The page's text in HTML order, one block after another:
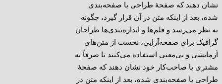
نشان دهند که صفحهٔ طراحی یا صفحه‌بندی
شده، بعد از اینکه متن در آن قرار گیرد، چگونه
به نظر می‌رسد و قلم‌ها و اندازه‌بندی‌ها طراحان
گرافیک برای صفحه‌آرایی، نخست از متن‌های
آزمایشی و بی‌معنی استفاده می‌کنند تا صرفاً به
مشتری یا صاحب‌کار خود نشان دهند که صفحهٔ
طراحی یا صفحه‌بندی شده، بعد از اینکه متن در